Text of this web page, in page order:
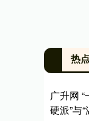
热
广升网
硬派”与